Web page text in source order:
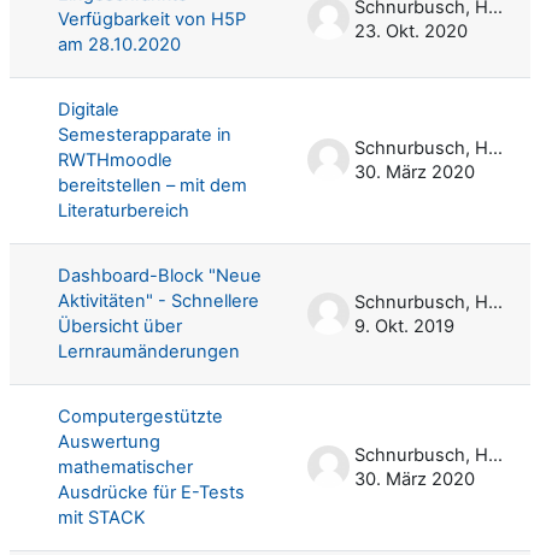
Verfügbarkeit von H5P
am 28.10.2020
Schnurbusch, Harald
23. Okt. 2020
Digitale
Semesterapparate in
RWTHmoodle
bereitstellen – mit dem
Literaturbereich
Schnurbusch, Harald
30. März 2020
Dashboard-Block "Neue
Aktivitäten" - Schnellere
Übersicht über
Lernraumänderungen
Schnurbusch, Harald
9. Okt. 2019
Computergestützte
Auswertung
mathematischer
Ausdrücke für E-Tests
mit STACK
Schnurbusch, Harald
30. März 2020